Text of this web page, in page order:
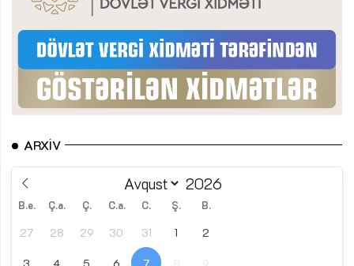
ARXIV
B.e. Ç.a. Ç. C.a. C. Ş. B.
27 28 29 30 31 1 2